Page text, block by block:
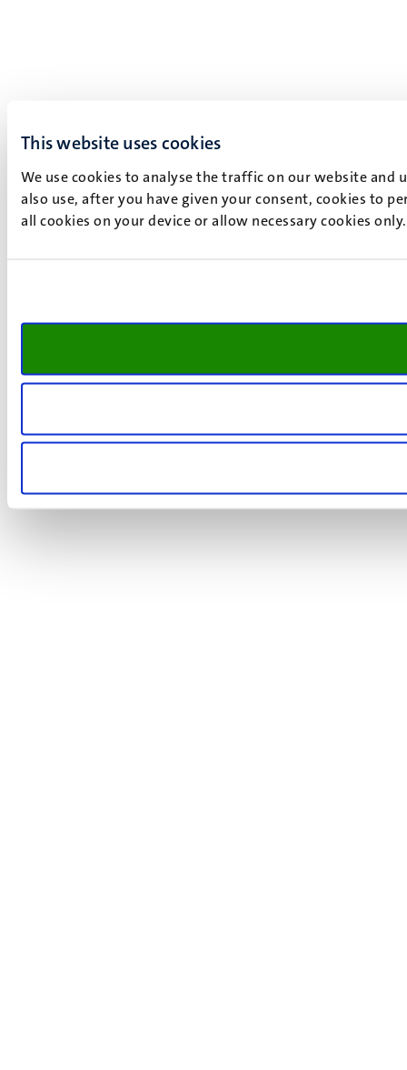
This website uses cookies
We use cookies to analyse the traffic on our website and
also use, after you have given your consent, cookies to
all cookies on your device or allow necessary cookies